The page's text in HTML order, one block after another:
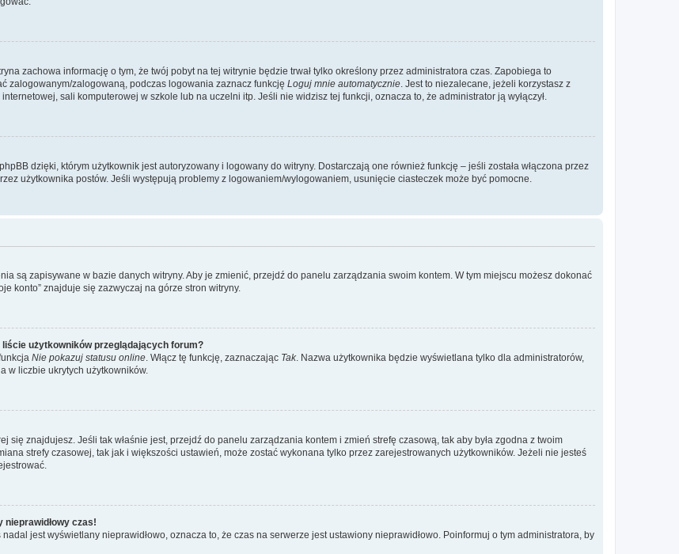
zachowa informację o tym, że twój pobyt na tej witrynie będzie trwał tylko określony przez administratora czas. Zapobiega to
zalogowanym/zalogowaną, podczas logowania zaznacz funkcję Loguj mnie automatycznie . Jest to niezalecane, jeżeli korzystasz z
sali komputerowej w szkole lub na uczelni itp. Jeśli nie widzisz tej funkcji, oznacza to, że administrator ją wyłączył.
dzięki, którym użytkownik jest autoryzowany i logowany do witryny. Dostarczają one również funkcję – jeśli została włączona przez
użytkownika postów. Jeśli występują problemy z logowaniem/wylogowaniem, usunięcie ciasteczek może być pomocne.
są zapisywane w bazie danych witryny. Aby je zmienić, przejdź do panelu zarządzania swoim kontem. W tym miejscu możesz dokonać
konto” znajduje się zazwyczaj na górze stron witryny.
użytkowników przeglądających forum?
Nie pokazuj statusu online . Włącz tę funkcję, zaznaczając Tak. Nazwa użytkownika będzie wyświetlana tylko dla administratorów,
w liczbie ukrytych użytkowników.
się znajdujesz. Jeśli tak właśnie jest, przejdź do panelu zarządzania kontem i zmień strefę czasową, tak aby była zgodna z twoim
strefy czasowej, tak jak i większości ustawień, może zostać wykonana tylko przez zarejestrowanych użytkowników. Jeżeli nie jesteś
nieprawidłowy czas!
jest wyświetlany nieprawidłowo, oznacza to, że czas na serwerze jest ustawiony nieprawidłowo. Poinformuj o tym administratora, by